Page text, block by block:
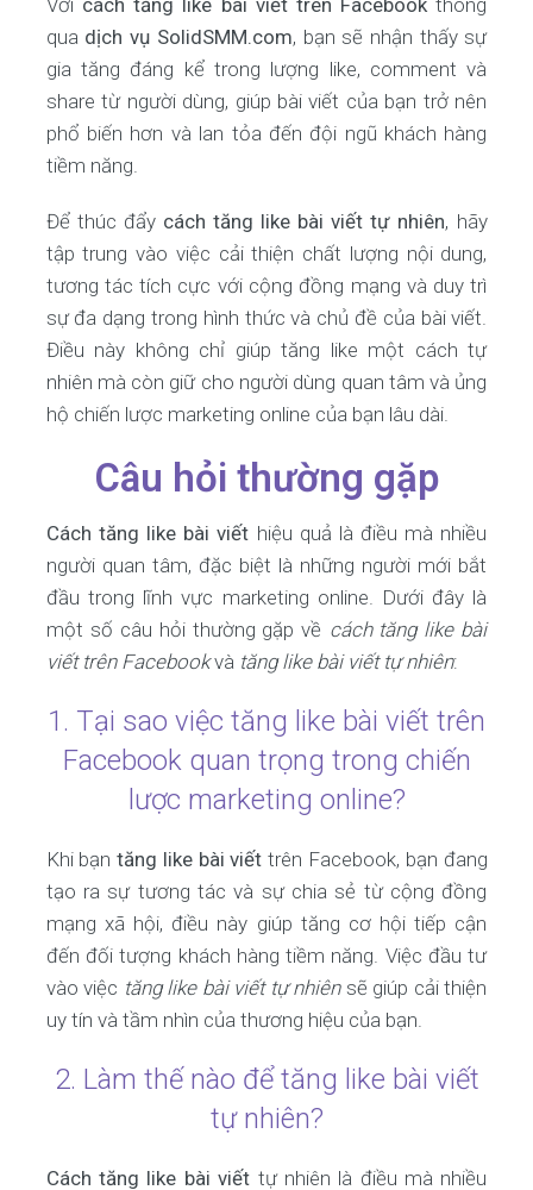
Với cách tăng like bài viết trên Facebook thông
qua dịch vụ SolidSMM.com, bạn sẽ nhận thấy sự
gia tăng đáng kể trong lượng like, comment và
share từ người dùng, giúp bài viết của bạn trở nên
phổ biến hơn và lan tỏa đến đội ngũ khách hàng
tiềm năng.
Để thúc đẩy cách tăng like bài viết tự nhiên, hãy
tập trung vào việc cải thiện chất lượng nội dung,
tương tác tích cực với cộng đồng mạng và duy trì
sự đa dạng trong hình thức và chủ đề của bài viết.
Điều này không chỉ giúp tăng like một cách tự
nhiên mà còn giữ cho người dùng quan tâm và ủng
hộ chiến lược marketing online của bạn lâu dài.
Câu hỏi thường gặp
Cách tăng like bài viết hiệu quả là điều mà nhiều
người quan tâm, đặc biệt là những người mới bắt
đầu trong lĩnh vực marketing online. Dưới đây là
một số câu hỏi thường gặp về cách tăng like bài
viết trên Facebookvà tăng like bài viết tự nhiên:
1. Tại sao việc tăng like bài viết trên
Facebook quan trọng trong chiến
lược marketing online?
Khi bạntăng like bài viết trên Facebook, bạn đang
tạo ra sự tương tác và sự chia sẻ từ cộng đồng
mạng xã hội, điều này giúp tăng cơ hội tiếp cận
đến đối tượng khách hàng tiềm năng. Việc đầu tư
vào việc tăng like bài viết tự nhiênsẽ giúp cải thiện
uy tín và tầm nhìn của thương hiệu của bạn.
2. Làm thế nào để tăng like bài viết
tự nhiên?
Cách tăng like bài viết tự nhiên là điều mà nhiều